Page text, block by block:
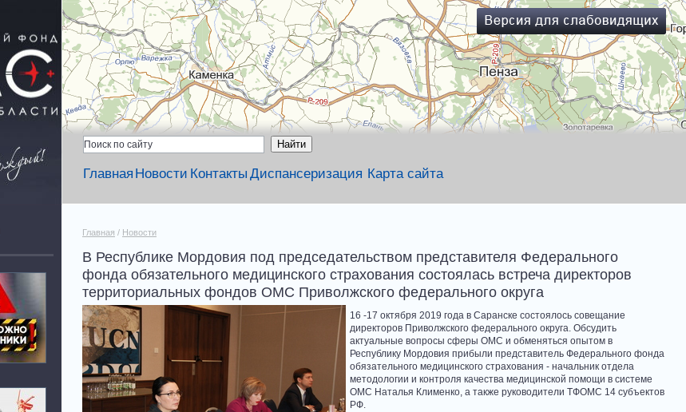
Главная Новости Контакты Диспансеризация Карта сайта
Главная / Новости
В Республике Мордовия под председательством представителя Федерального
фонда обязательного медицинского страхования состоялась встреча директоров
территориальных фондов ОМС Приволжского федерального округа
16 -17 октября 2019 года в Саранске состоялось совещание
директоров Приволжского федерального округа. Обсудить
актуальные вопросы сферы ОМС и обменяться опытом в
Республику Мордовия прибыли представитель Федерального фонда
обязательного медицинского страхования - начальник отдела
методологии и контроля качества медицинской помощи в системе
ОМС Наталья Клименко, а также руководители ТФОМС 14 субъектов
РФ.